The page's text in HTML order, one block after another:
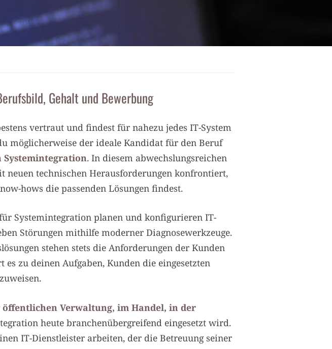
Gehalt und Bewerbung
vertraut und findest für nahezu jedes IT-System
möglicherweise der ideale Kandidat für den Beruf
. In diesem abwechslungsreichen
technischen Herausforderungen konfrontiert,
hows die passenden Lösungen findest.
Systemintegration planen und konfigurieren IT-
Störungen mithilfe moderner Diagnosewerkzeuge.
stehen stets die Anforderungen der Kunden
zu deinen Aufgaben, Kunden die eingesetzten
öffentlichen Verwaltung, im Handel, in der
heute branchenübergreifend eingesetzt wird.
IT-Dienstleister arbeiten, der die Betreuung seiner